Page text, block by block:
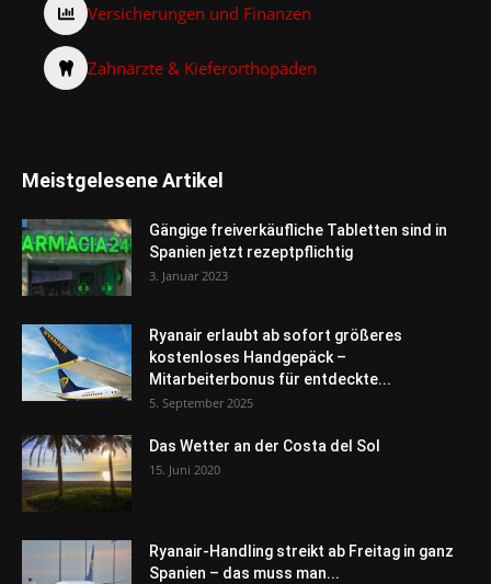
Versicherungen und Finanzen
Zahnärzte & Kieferorthopäden
Meistgelesene Artikel
Gängige freiverkäufliche Tabletten sind in
Spanien jetzt rezeptpflichtig
3. Januar 2023
Ryanair erlaubt ab sofort größeres
kostenloses Handgepäck –
Mitarbeiterbonus für entdeckte...
5. September 2025
Das Wetter an der Costa del Sol
15. Juni 2020
Ryanair-Handling streikt ab Freitag in ganz
Spanien – das muss man...